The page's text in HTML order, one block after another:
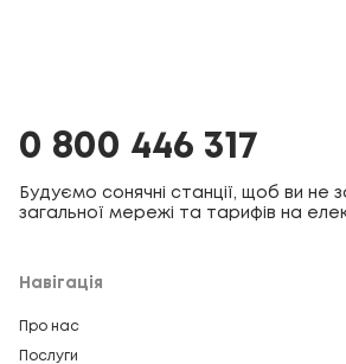
0 800 446 317
Будуємо сонячні станції, щоб ви не
загальної мережі та тарифів на
Навігація
Про нас
Послуги